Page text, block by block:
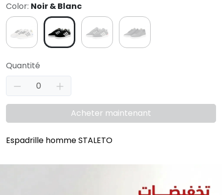
Color: Noir & Blanc
Quantité
Acheter maintenant
Espadrille homme STALETO